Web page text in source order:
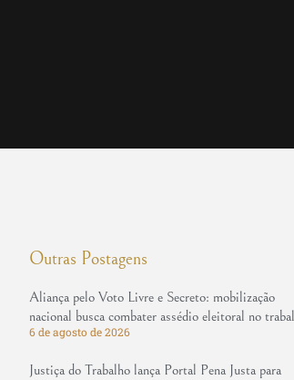
Outras Postagens
Aliança pelo Voto Livre e Secreto: mobilização
nacional busca combater assédio eleitoral no
6 de agosto de 2026
Justiça do Trabalho lança Portal Pena Justa para